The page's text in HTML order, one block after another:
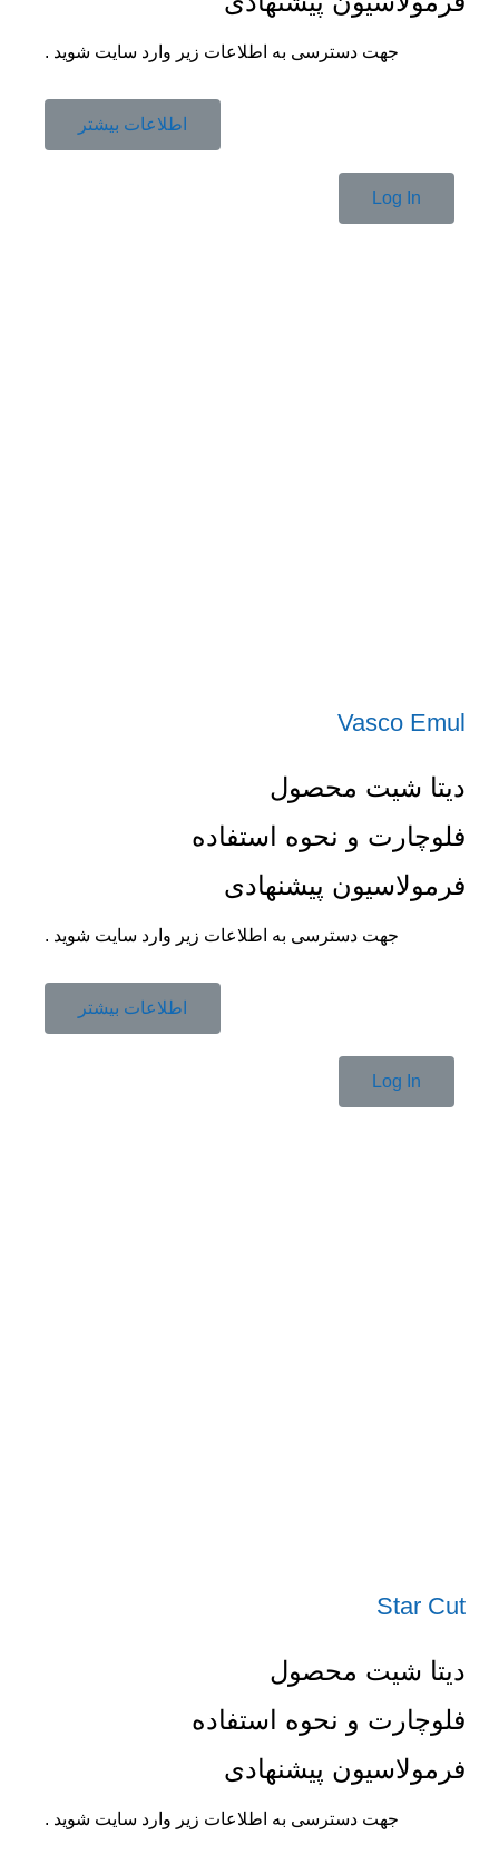
جهت دسترسی به اطلاعات زیر وارد سایت شوید .
اطلاعات بیشتر
Log In
Vasco Emul
دیتا شیت محصول
فلوچارت و نحوه استفاده
فرمولاسیون پیشنهادی
جهت دسترسی به اطلاعات زیر وارد سایت شوید .
اطلاعات بیشتر
Log In
Star Cut
دیتا شیت محصول
فلوچارت و نحوه استفاده
فرمولاسیون پیشنهادی
جهت دسترسی به اطلاعات زیر وارد سایت شوید .